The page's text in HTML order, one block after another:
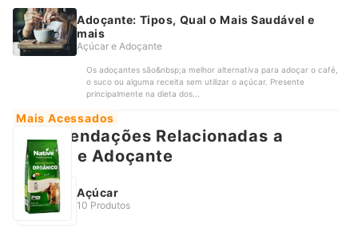
Adoçante: Tipos, Qual o Mais Saudável e
mais
Açúcar e Adoçante
Os adoçantes são&nbsp;a melhor alternativa para adoçar o café,
o suco ou alguma receita sem utilizar o açúcar. Presente
principalmente na dieta dos...
Mais Acessados
Recomendações Relacionadas a
Açúcar e Adoçante
Açúcar
10 Produtos